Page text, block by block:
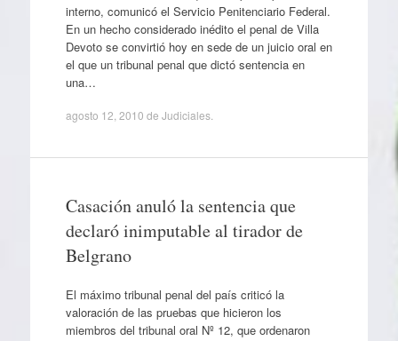
interno, comunicó el Servicio Penitenciario Federal.
En un hecho considerado inédito el penal de Villa
Devoto se convirtió hoy en sede de un juicio oral en
el que un tribunal penal que dictó sentencia en
una…
agosto 12, 2010 de Judiciales.
Casación anuló la sentencia que
declaró inimputable al tirador de
Belgrano
El máximo tribunal penal del país criticó la
valoración de las pruebas que hicieron los
miembros del tribunal oral Nº 12, que ordenaron